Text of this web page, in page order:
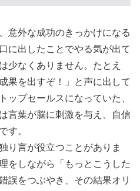
意外な成功のきっかけになる
に出したことでやる気が出て
少なくありません。たとえ
果を出すぞ！」と声に出して
ップセールスになっていた、
言葉が脳に刺激を与え、自信
す。
り言が役立つことがありま
をしながら「もっとこうした
誤をつぶやき、その結果オリ